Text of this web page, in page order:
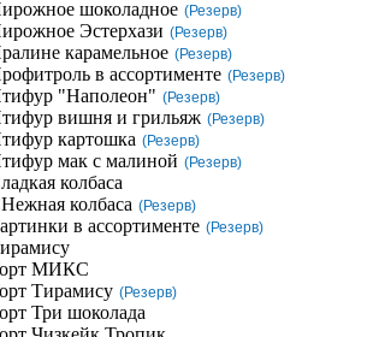
шоколадное (Резерв)
Эстерхази (Резерв)
карамельное (Резерв)
в ассортименте (Резерв)
"Наполеон" (Резерв)
вишня и грильяж (Резерв)
картошка (Резерв)
мак с малиной (Резерв)
колбаса
колбаса (Резерв)
в ассортименте (Резерв)
МИКС
Тирамису (Резерв)
Три шоколада